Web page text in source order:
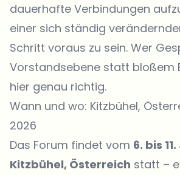
dauerhafte Verbindungen
einer sich ständig
Schritt voraus zu sein. Wer
Vorstandsebene statt bloßem
hier genau richtig.
Wann und wo: Kitzbühel,
2026
Das Forum findet vom 6. bis
Kitzbühel, Österreich statt –